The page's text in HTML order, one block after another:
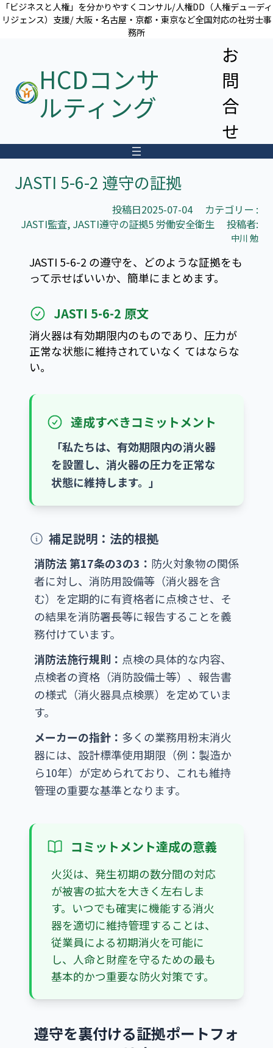
内
容
「ビジネスと人権」を分かりやすくコンサル/人権DD（人権デューディ
リジェンス）支援/ 大阪・名古屋・京都・東京など全国対応の社労士事
務所
HCDコンサ
ルティング
お
問
合
せ
JASTI 5-6-2 遵守の証拠
投稿日2025-07-04カテゴリー :
JASTI監査, JASTI遵守の証拠5 労働安全衛生 投稿者:
中川 勉
JASTI 5-6-2 の遵守を、どのような証拠をも
って示せばいいか、簡単にまとめます。
JASTI 5-6-2 原文
消火器は有効期限内のものであり、圧力が
正常な状態に維持されていなく てはならな
い。
達成すべきコミットメント
「私たちは、有効期限内の消火器
を設置し、消火器の圧力を正常な
状態に維持します。」
補足説明：法的根拠
消防法 第17条の3の3： 防火対象物の関係
者に対し、消防用設備等（消火器を含
む）を定期的に有資格者に点検させ、そ
の結果を消防署長等に報告することを義
務付けています。
消防法施行規則： 点検の具体的な内容、
点検者の資格（消防設備士等）、報告書
の様式（消火器具点検票）を定めていま
す。
メーカーの指針： 多くの業務用粉末消火
器には、設計標準使用期限（例：製造か
ら10年）が定められており、これも維持
管理の重要な基準となります。
コミットメント達成の意義
火災は、発生初期の数分間の対応
が被害の拡大を大きく左右しま
す。いつでも確実に機能する消火
器を適切に維持管理することは、
従業員による初期消火を可能に
し、人命と財産を守るための最も
基本的かつ重要な防火対策です。
遵守を裏付ける証拠ポートフォ